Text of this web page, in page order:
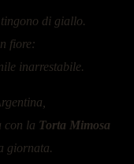
di giallo.
fiore:
inarrestabile.
con la Torta Mimosa
giornata.